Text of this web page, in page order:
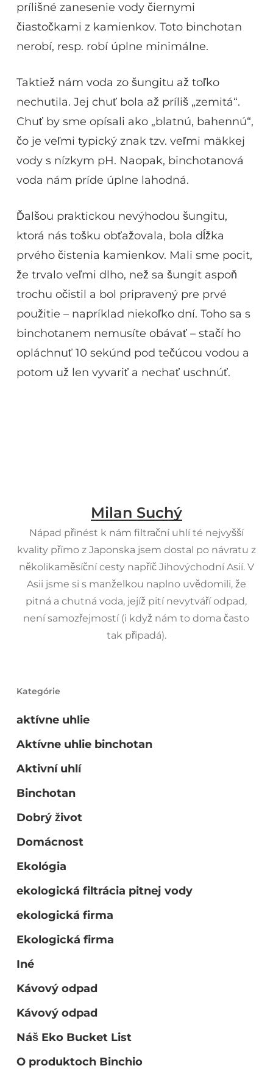
prílišné zanesenie vody čiernymi
čiastočkami z kamienkov. Toto binchotan
nerobí, resp. robí úplne minimálne.
Taktiež nám voda zo šungitu až toľko
nechutila. Jej chuť bola až príliš „zemitá“.
Chuť by sme opísali ako „blatnú, bahennú“,
čo je veľmi typický znak tzv. veľmi mäkkej
vody s nízkym pH. Naopak, binchotanová
voda nám príde úplne lahodná.
Ďalšou praktickou nevýhodou šungitu,
ktorá nás tošku obťažovala, bola dĺžka
prvého čistenia kamienkov. Mali sme pocit,
že trvalo veľmi dlho, než sa šungit aspoň
trochu očistil a bol pripravený pre prvé
použitie – napríklad niekoľko dní. Toho sa s
binchotanem nemusíte obávať – ​​stačí ho
opláchnuť 10 sekúnd pod tečúcou vodou a
potom už len vyvariť a nechať uschnúť.
Milan Suchý
Nápad přinést k nám filtrační uhlí té nejvyšší
kvality přímo z Japonska jsem dostal po návratu z
několikaměsíční cesty napříč Jihovýchodní Asií. V
Asii jsme si s manželkou naplno uvědomili, že
pitná a chutná voda, jejíž pití nevytváří odpad,
není samozřejmostí (i když nám to doma často
tak připadá).
Kategórie
aktívne uhlie
Aktívne uhlie binchotan
Aktivní uhlí
Binchotan
Dobrý život
Domácnost
Ekológia
ekologická filtrácia pitnej vody
ekologická firma
Ekologická firma
Iné
Kávový odpad
Kávový odpad
Náš Eko Bucket List
O produktoch Binchio